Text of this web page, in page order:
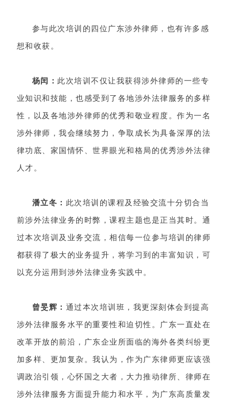
参与此次培训的四位广东涉外律师，也有许多感
想和收获。
杨闰： 此次培训不仅让我获得涉外律师的一些专
业知识和技能，也感受到了各地涉外法律服务的多样
性，以及各地涉外律师的优秀和敬业程度。作为一名
涉外律师，我会继续努力，争取成长为具备深厚的法
律功底、家国情怀、世界眼光和格局的优秀涉外法律
人才。
潘立冬： 此次培训的课程及经验交流十分切合当
前涉外法律业务的时弊，课程主题也是正当其时。通
过本次培训及业务交流，相信每一位参与培训的律师
都获得了极大的业务提升，将学习到的丰富知识，可
以充分运用到涉外法律业务实践中。
曾旻辉： 通过本次培训班，我更深刻体会到提高
涉外法律服务水平的重要性和迫切性。广东一直处在
改革开放的前沿，广东企业所面临的海外各类纠纷更
加多样、更加复杂。我认为，作为广东律师更应该强
调政治引领，心怀国之大者，大力推动律所、律师在
涉外法律服务方面提升能力和水平，为广东高质量发